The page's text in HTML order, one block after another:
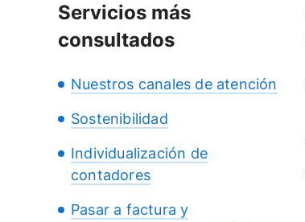
Servicios más
consultados
Nuestros canales de atención
Sostenibilidad
Individualización de
contadores
Pasar a factura y